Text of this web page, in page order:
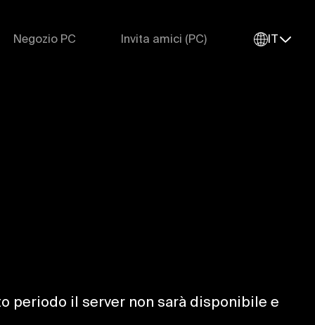
Negozio PC Invita amici (PC) IT
periodo il server non sarà disponibile e